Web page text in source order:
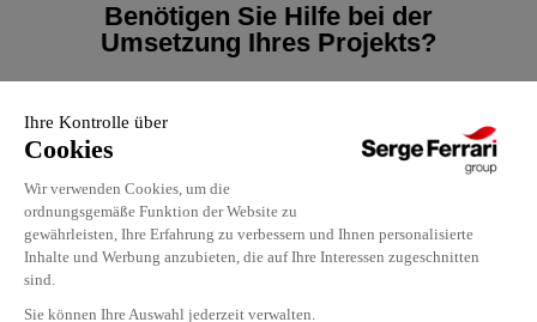
Benötigen Sie Hilfe bei der
Umsetzung Ihres Projekts?
Kontaktieren
Sie uns
Kontaktieren Sie uns